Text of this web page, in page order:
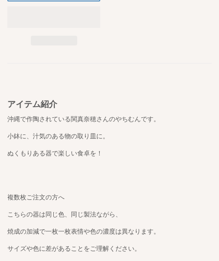
アイテム紹介
沖縄で作陶されている関真奈穂さんのやちむんです。
小鉢に、汁気のある物の取り皿に。
ぬくもりある器で楽しい食卓を！
複数枚ご注文の方へ
こちらの器は同じ色、同じ製法ながら、
焼成の加減で一枚一枚表情や色の濃度は異なります。
サイズや色に差があることをご理解ください。